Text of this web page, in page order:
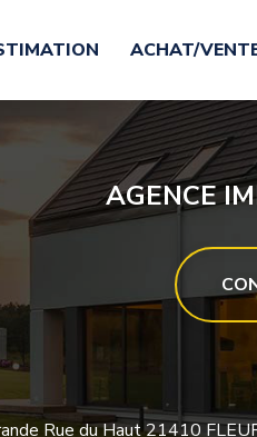
ACHAT/
AGENCE
Rue du Haut 21410